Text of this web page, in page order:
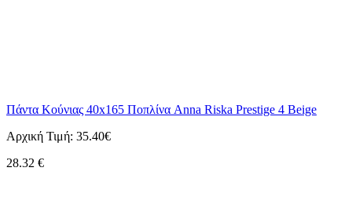
Πάντα Κούνιας 40x165 Ποπλίνα Anna Riska Prestige 4 Beige
Αρχική Τιμή: 35.40€
28.32 €